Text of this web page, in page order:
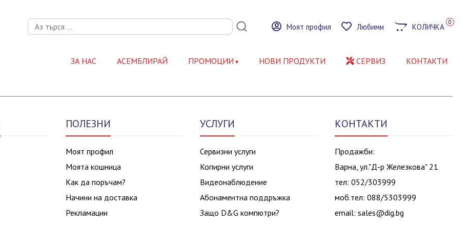
Моят профил Любими КОЛИЧКА 0
ЗА НАС АСЕМБЛИРАЙ ПРОМОЦИИ НОВИ ПРОДУКТИ СЕРВИЗ КОНТАКТИ
ПОЛЕЗНИ
Моят профил
Моята кошница
Как да поръчам?
Начини на доставка
Рекламации
УСЛУГИ
Сервизни услуги
Копирни услуги
Видеонаблюдение
Абонаментна поддръжка
Защо D&G компютри?
КОНТАКТИ
Продажби:
Варна, ул."Д-р Железкова" 21
тел: 052/303999
моб.тел: 088/5303999
email: sales@dig.bg